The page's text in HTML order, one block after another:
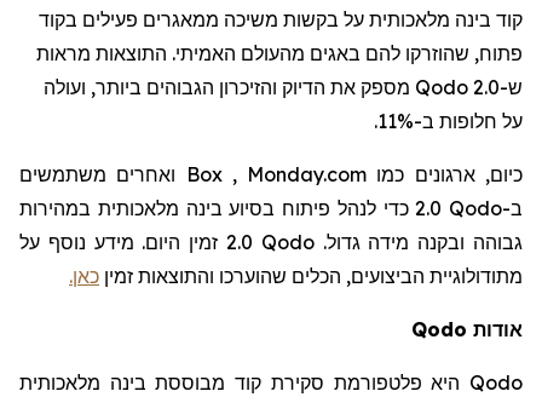
קוד בינה מלאכותית על בקשות משיכה ממאגרים פעילים בקוד
פתוח, שהוזרקו להם באגים מהעולם האמיתי. התוצאות מראות
ש-Qodo 2.0 מספק את הדיוק והזיכרון הגבוהים ביותר, ועולה
על חלופות ב-11%.
כיום, ארגונים כמו Monday.com
,
Box ואחרים משתמשים
ב-Qodo
2.0 כדי לנהל פיתוח בסיוע בינה מלאכותית במהירות
גבוהה ובקנה מידה גדול.Qodo
2.0 זמין היום. מידע נוסף על
מתודולוגיית הביצועים, הכלים שהוערכו והתוצאות זמין כאן.
אודות Qodo
Qodo היא פלטפורמת סקירת קוד מבוססת בינה מלאכותית